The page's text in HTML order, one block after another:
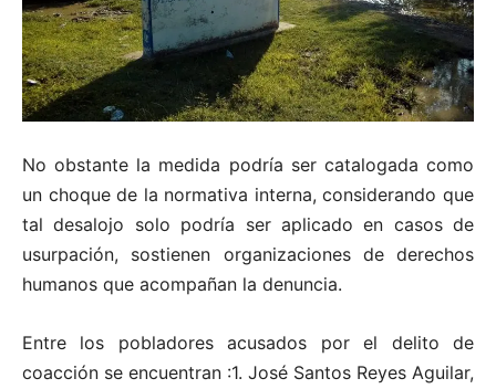
No obstante la medida podría ser catalogada como
un choque de la normativa interna, considerando que
tal desalojo solo podría ser aplicado en casos de
usurpación, sostienen organizaciones de derechos
humanos que acompañan la denuncia.
Entre los pobladores acusados por el delito de
coacción se encuentran :1. José Santos Reyes Aguilar,